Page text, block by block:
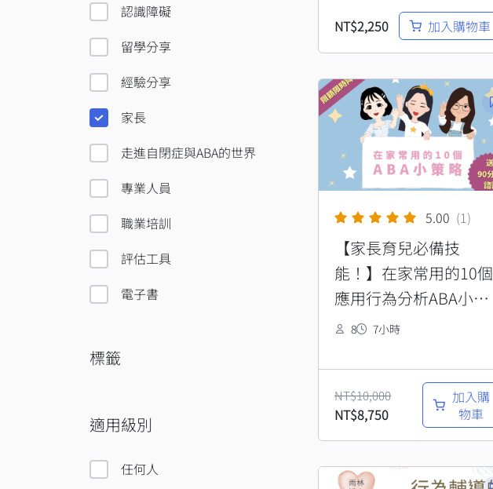
認識障礙
留學分享
經驗分享
家長
走進自閉症與ABA的世界
專業人員
職業培訓
評估工具
電子書
標籤
適用級別
任何人
NT$2,250 加入購物車
5.00 (1)
【家長育兒必備技
能！】在家常用的10個
應用行為分析ABA小策
略 8 7小時
NT$10,000
原
始
價
NT$10,000。
NT$8,750
目
前
價
格：
NT$8,750。
加入購
物車